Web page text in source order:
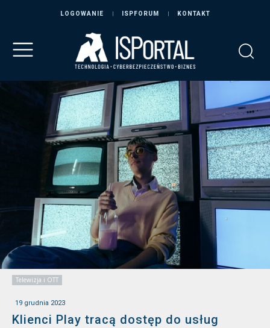
LOGOWANIE ISPFORUM KONTAKT
Telewizja i OTT
19 grudnia 2023
Klienci Play tracą dostęp do usług